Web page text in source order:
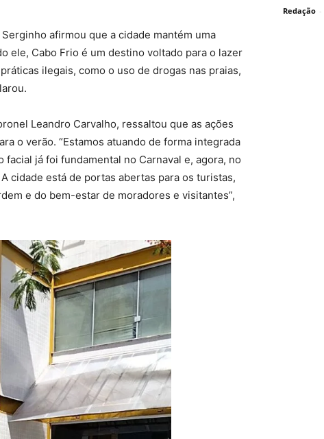
afirmou que a cidade mantém uma
ele, Cabo Frio é um destino voltado para o lazer
ilegais, como o uso de drogas nas praias,
Leandro Carvalho, ressaltou que as ações
o verão. “Estamos atuando de forma integrada
já foi fundamental no Carnaval e, agora, no
cidade está de portas abertas para os turistas,
e do bem-estar de moradores e visitantes”,
Redação -